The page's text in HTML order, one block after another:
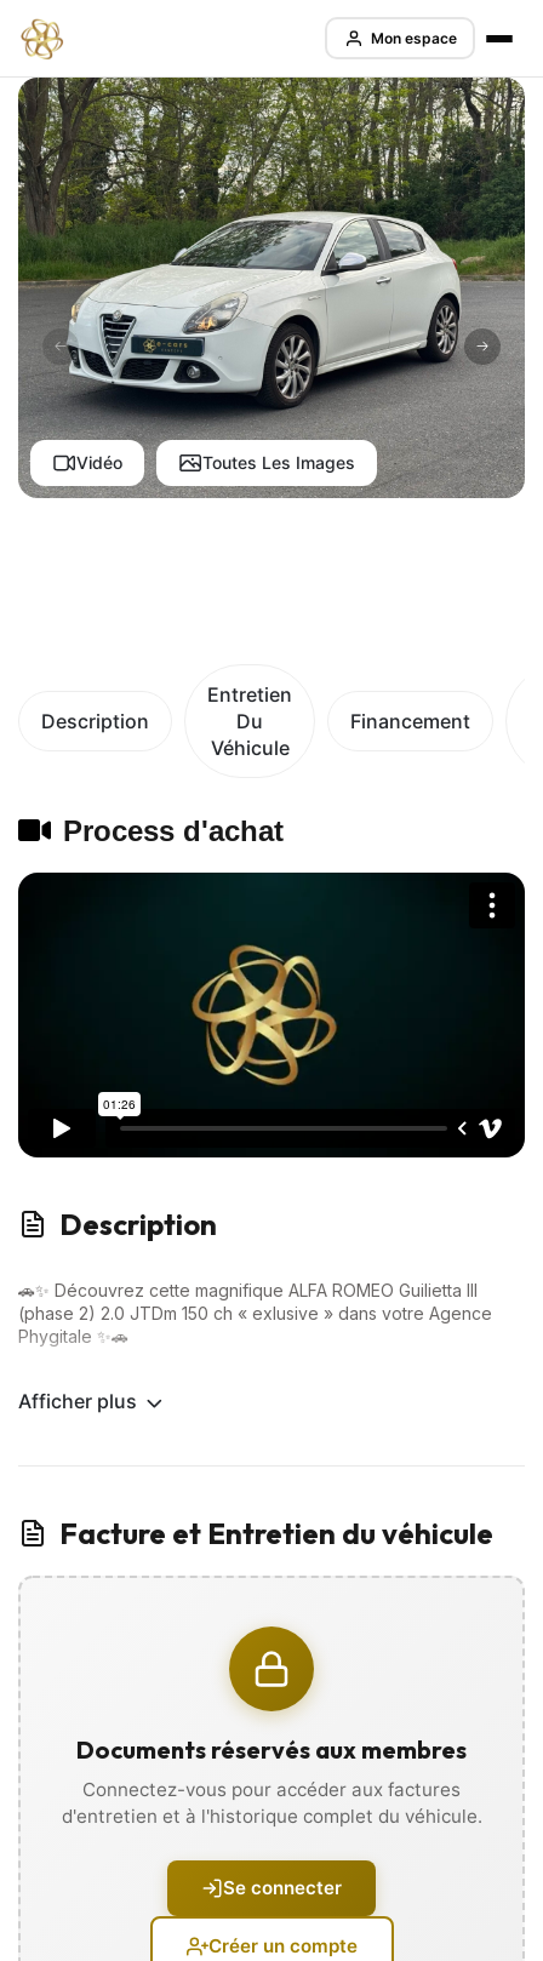
Mon espace
Vidéo Toutes Les Images
Description
Entretien
Du
Véhicule
Financement
Process d'achat
Description
🚗✨ Découvrez cette magnifique ALFA ROMEO Guilietta III
(phase 2) 2.0 JTDm 150 ch « exlusive » dans votre Agence
Phygitale ✨🚗
✅ Intérieur cuir
… Et bien plus encore !
📲 VISITE VIRTUELLE disponible sur WhatsApp : Visualisez
votre futur véhicule sous tous ses angles grâce à des photos,
vidéos, et recevez l’historique d’entretien directement sur
votre téléphone, sans vous déplacer !
⚡ Extérieur et Châssis ⚡
• 2 roues motrices
• Aide au stationnement AV/AR
• Becquet
• Jantes alu
Afficher plus
Facture et Entretien du véhicule
Documents réservés aux membres
Connectez-vous pour accéder aux factures
d'entretien et à l'historique complet du véhicule.
Se connecter
Créer un compte